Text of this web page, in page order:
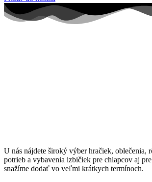
U nás nájdete široký výber hračiek, oblečenia,
potrieb a vybavenia izbičiek pre chlapcov aj
snažíme dodať vo veľmi krátkych termínoch.